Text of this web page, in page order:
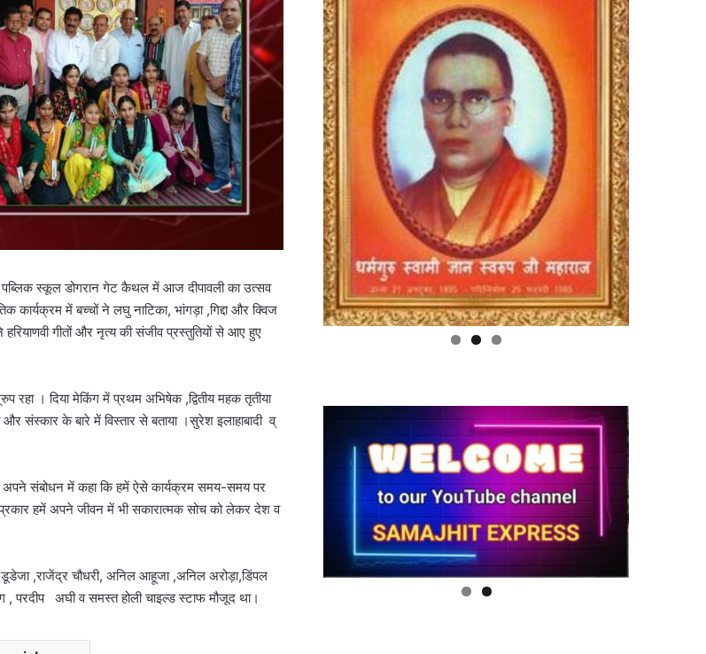
पब्लिक स्कूल डोगरान गेट कैथल में आज दीपावली का उत्सव
कार्यक्रम में बच्चों ने लघु नाटिका, भांगड़ा ,गिद्दा और क्विज
गीतों और नृत्य की संजीव प्रस्तुतियों से आए हुए
रहा । दिया मेकिंग में प्रथम अभिषेक ,द्वितीय महक तृतीया
संस्कार के बारे में विस्तार से बताया ।सुरेश इलाहाबादी व्
।अपने संबोधन में कहा कि हमें ऐसे कार्यक्रम समय-समय पर
हमें अपने जीवन में भी सकारात्मक सोच को लेकर देश व
,राजेंद्र चौधरी, अनिल आहूजा ,अनिल अरोड़ा,डिंपल
अघी व समस्त होली चाइल्ड स्टाफ मौजूद था।